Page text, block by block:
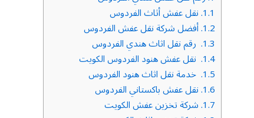
1.1. نقل عفش أثاث الفردوس
1.2. أفضل شركة نقل عفش الفردوس
1.3. رقم نقل اثاث هندي الفردوس
1.4. نقل عفش هنود الفردوس الكويت
1.5. خدمة نقل اثاث هنود الفردوس
1.6. نقل عفش باكستاني الفردوس
1.7. شركة تخزين عفش الكويت